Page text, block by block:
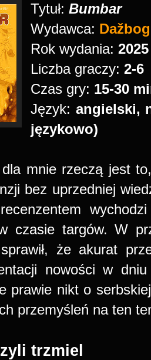
Tytuł: Bumbar
Wydawca:
Rok wydania:
Liczba graczy: 2-6
Czas gry: 15-30
Język: angielski,
językowo)
dla mnie rzeczą jest
bez uprzedniej
czasie targów. W
że akurat
nowości w
prawie nikt o
przemyśleń na ten
trzmiel